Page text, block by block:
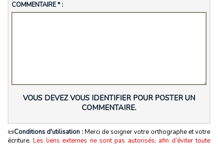
COMMENTAIRE * :
VOUS DEVEZ VOUS IDENTIFIER POUR POSTER UN
COMMENTAIRE.
📜Conditions d'utilisation :Merci de soigner votre orthographe et votre
écriture.Les liens externes ne sont pas autorisés, afin d’éviter toute